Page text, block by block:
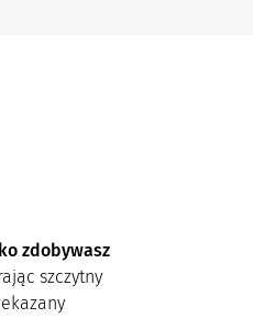
zdobywasz
szczytny